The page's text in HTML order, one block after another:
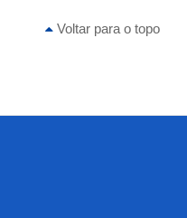
Voltar para o topo